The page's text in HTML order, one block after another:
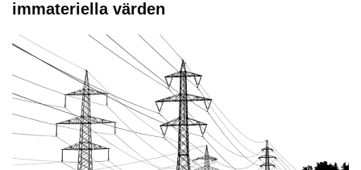
immateriella värden